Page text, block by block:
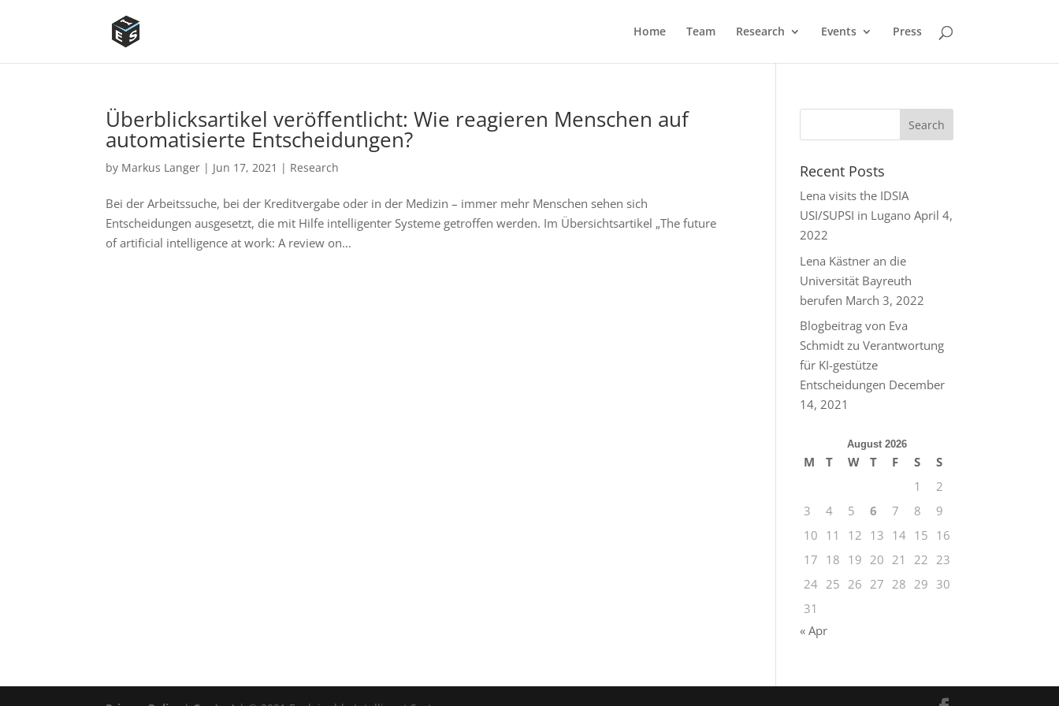
Home Team Research Events Press
Überblicksartikel veröffentlicht: Wie reagieren Menschen auf
automatisierte Entscheidungen?
by Markus Langer | Jun 17, 2021 | Research
Bei der Arbeitssuche, bei der Kreditvergabe oder in der Medizin – immer mehr Menschen sehen sich
Entscheidungen ausgesetzt, die mit Hilfe intelligenter Systeme getroffen werden. Im Übersichtsartikel „The future
of artificial intelligence at work: A review on...
Recent Posts
Lena visits the IDSIA
USI/SUPSI in Lugano April 4,
2022
Lena Kästner an die
Universität Bayreuth
berufen March 3, 2022
Blogbeitrag von Eva
Schmidt zu Verantwortung
für KI-gestütze
Entscheidungen December
14, 2021
August 2026
M T W T F S
S
1
2
3
4 5 6 7 8
9
10 11 12 13 14 15 16
17 18 19 20 21 22 23
24 25 26 27 28 29 30
31
« Apr